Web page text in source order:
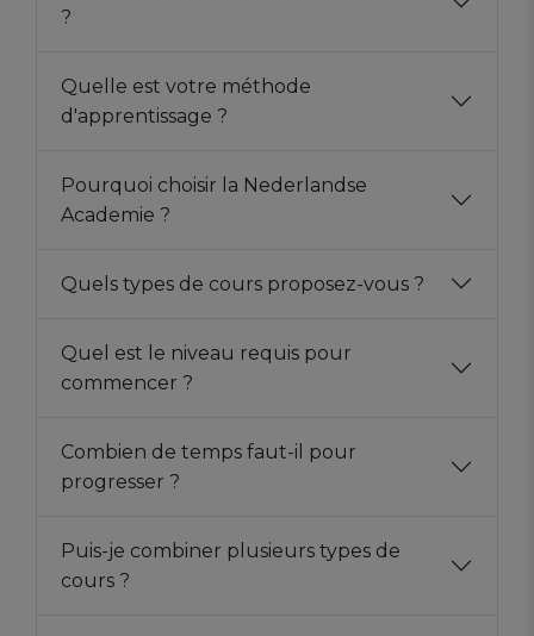
?
Quelle est votre méthode
d'apprentissage ?
Pourquoi choisir la Nederlandse
Academie ?
Quels types de cours proposez-vous ?
Quel est le niveau requis pour
commencer ?
Combien de temps faut-il pour
progresser ?
Puis-je combiner plusieurs types de
cours ?